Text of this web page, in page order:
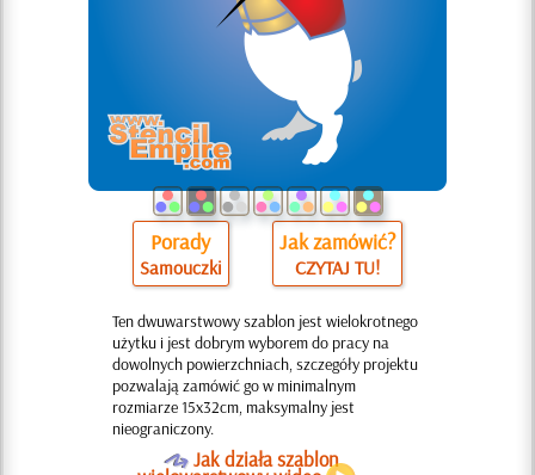
Porady
Samouczki
Jak zamówić?
CZYTAJ TU!
Ten dwuwarstwowy szablon jest wielokrotnego
użytku i jest dobrym wyborem do pracy na
dowolnych powierzchniach, szczegóły projektu
pozwalają zamówić go w minimalnym
rozmiarze 15x32cm, maksymalny jest
nieograniczony.
O Jak działa szablon